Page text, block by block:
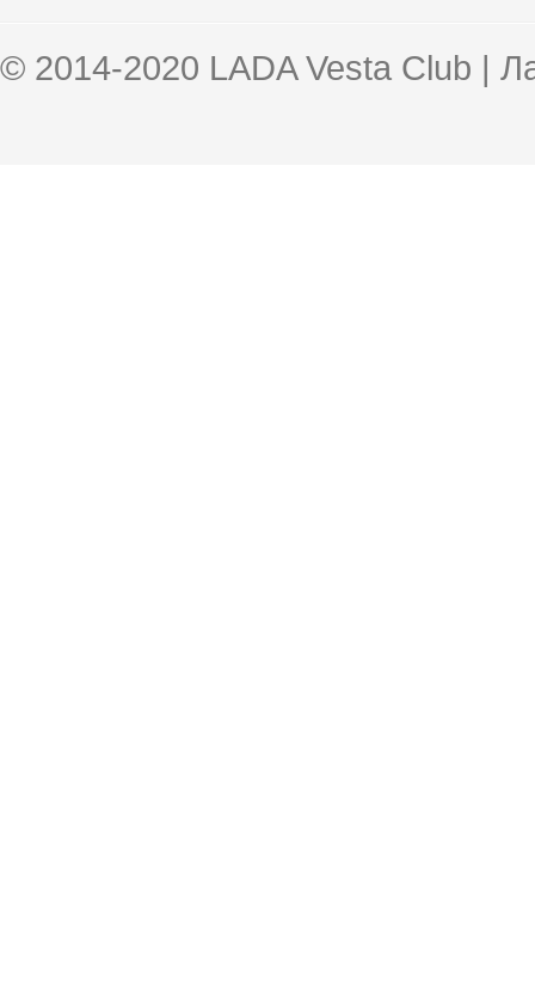
© 2014-2020 LADA Vesta Club |